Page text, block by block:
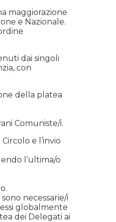
maggiorazione
e Nazionale.
dai singoli
con
della platea
Comuniste/i.
e l’invio
l’ultima/o
necessarie/i
globalmente
dei Delegati ai